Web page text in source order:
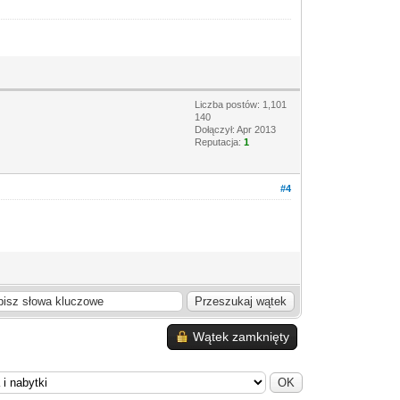
Liczba postów: 1,101
140
Dołączył: Apr 2013
Reputacja:1
#4
Wątek zamknięty